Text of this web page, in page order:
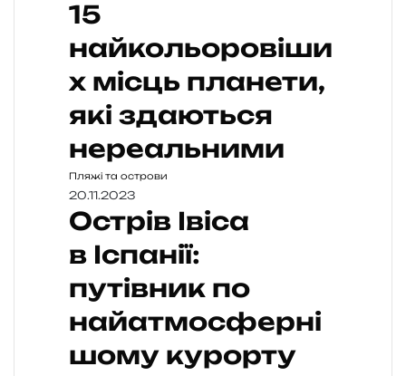
15
найкольоровіши
х місць планети,
які здаються
нереальними
Пляжі та острови
20.11.2023
Острів Івіса
в Іспанії:
путівник по
найатмосферні
шому курорту